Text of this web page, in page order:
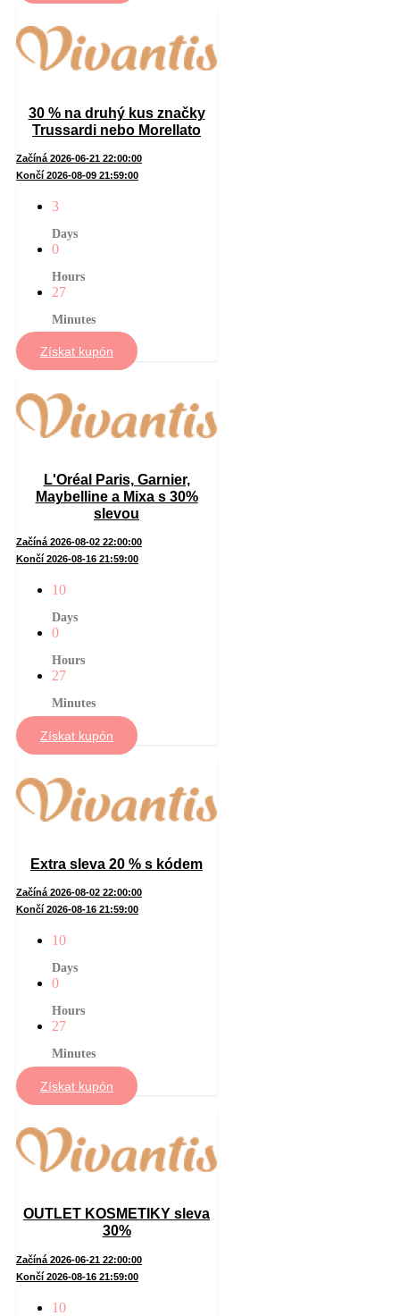
30 % na druhý kus značky
Trussardi nebo Morellato
Začíná 2026-06-21 22:00:00
Končí 2026-08-09 21:59:00
3
Days
0
Hours
27
Minutes
Získat kupón
L'Oréal Paris, Garnier,
Maybelline a Mixa s 30%
slevou
Začíná 2026-08-02 22:00:00
Končí 2026-08-16 21:59:00
10
Days
0
Hours
27
Minutes
Získat kupón
Extra sleva 20 % s kódem
Začíná 2026-08-02 22:00:00
Končí 2026-08-16 21:59:00
10
Days
0
Hours
27
Minutes
Získat kupón
OUTLET KOSMETIKY sleva
30%
Začíná 2026-06-21 22:00:00
Končí 2026-08-16 21:59:00
10